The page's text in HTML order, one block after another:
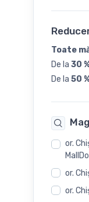
34
37
38
39
Toate
De la 30
De la 50
or.
or.
or.